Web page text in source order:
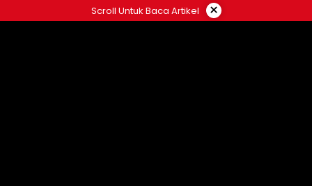
ke
Scroll Untuk Baca Artikel ×